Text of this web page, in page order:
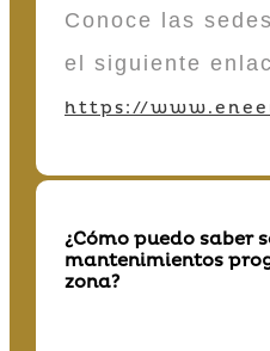
Conoce las
el siguiente
https://
¿Cómo puedo saber
mantenimientos
zona?